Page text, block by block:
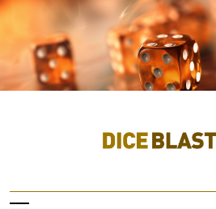
Skip
content
Dice